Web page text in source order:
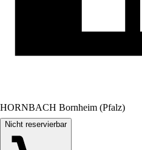
HORNBACH Bornheim (Pfalz)
Nicht reservierbar